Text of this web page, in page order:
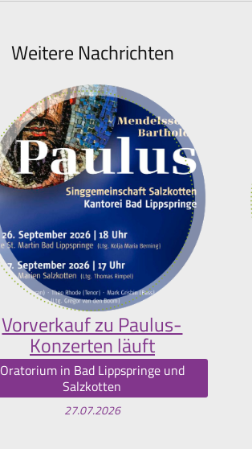
Weitere Nachrichten
Vorverkauf zu Paulus-
Konzerten läuft
Oratorium in Bad Lippspringe und
Salzkotten
27.07.2026